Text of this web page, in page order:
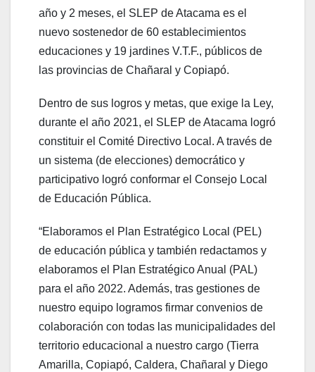
año y 2 meses, el SLEP de Atacama es el
nuevo sostenedor de 60 establecimientos
educaciones y 19 jardines V.T.F., públicos de
las provincias de Chañaral y Copiapó.
Dentro de sus logros y metas, que exige la Ley,
durante el año 2021, el SLEP de Atacama logró
constituir el Comité Directivo Local. A través de
un sistema (de elecciones) democrático y
participativo logró conformar el Consejo Local
de Educación Pública.
“Elaboramos el Plan Estratégico Local (PEL)
de educación pública y también redactamos y
elaboramos el Plan Estratégico Anual (PAL)
para el año 2022. Además, tras gestiones de
nuestro equipo logramos firmar convenios de
colaboración con todas las municipalidades del
territorio educacional a nuestro cargo (Tierra
Amarilla, Copiapó, Caldera, Chañaral y Diego